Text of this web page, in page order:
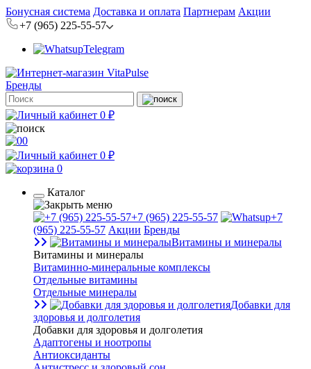
Бонусная система Доставка и оплата Партнерам Акции
+7 (965) 225-55-57
Telegram
Бренды
0 ₽
0
0 ₽
0
Каталог
+7 (965) 225-55-57
+7
(965) 225-55-57 Акции Бренды
Витамины и минералы
Витамины и минералы
Витаминно-минеральные комплексы
Отдельные витамины
Отдельные минералы
Добавки для
здоровья и долголетия
Добавки для здоровья и долголетия
Адаптогены и ноотропы
Антиоксиданты